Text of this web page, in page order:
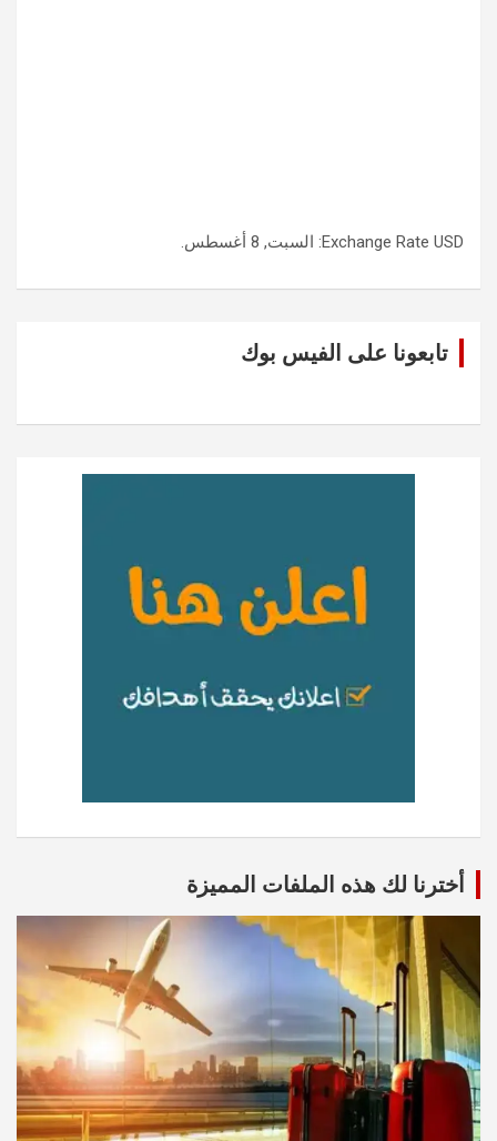
Exchange Rate USD : السبت, 8 أغسطس.
تابعونا على الفيس بوك
أخترنا لك هذه الملفات المميزة